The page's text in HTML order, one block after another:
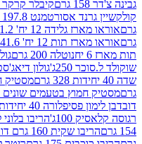
קיבלר קרקר שמינייה קלאב
197.8 גרם
12 יח' 331.2 גרם
12 יח' 441.6 גרם
נוטלה 200 גרם
גולון טווינס ללא
250ג'
גולון דיאג'סטיב מוזלי 365ג'
בטעמים שונים 40 יחידות 328 גרם
40 יחידות 328 גרם
הריבו בלוני לבבות 140 גרם
160 גרם דובי צבעוני